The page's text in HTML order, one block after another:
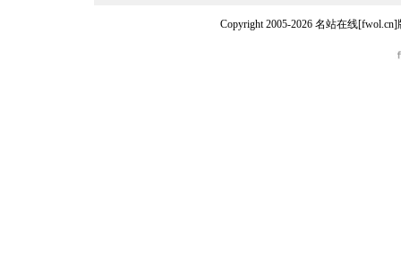
Copyright 2005-2026 名站在线